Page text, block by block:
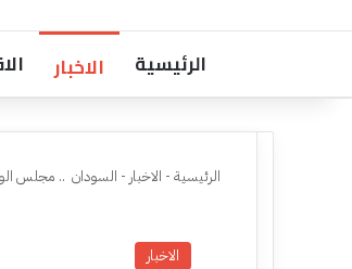
الرئيسية الاخبار
الرئيسية - الاخبار - السودان .. مجلس
الاخبار